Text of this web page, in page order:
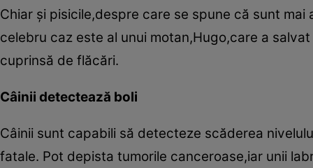
Chiar şi pisicile,despre care se spune că sunt
celebru caz este al unui motan,Hugo,care a
cuprinsă de flăcări.
Câinii detectează boli
Câinii sunt capabili să detecteze scăderea
fatale. Pot depista tumorile canceroase,iar unii